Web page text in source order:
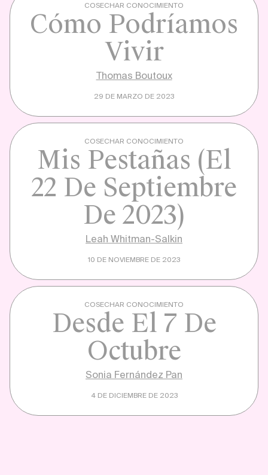
COSECHAR CONOCIMIENTO
Cómo Podríamos
Vivir
Thomas Boutoux
29 DE MARZO DE 2023
COSECHAR CONOCIMIENTO
Mis Pestañas (el
22 De Septiembre
De 2023)
Leah Whitman-Salkin
10 DE NOVIEMBRE DE 2023
COSECHAR CONOCIMIENTO
Desde El 7 De
Octubre
Sonia Fernández Pan
4 DE DICIEMBRE DE 2023